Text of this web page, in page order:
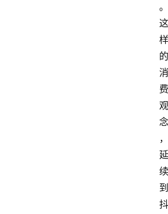
。
这
样
的
消
费
观
念
，
延
续
到
抖